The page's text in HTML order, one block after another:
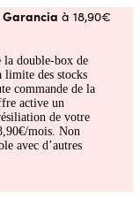
à 18,90€
la double-box de
limite des stocks
commande de la
active un
de votre
mois. Non
avec d’autres